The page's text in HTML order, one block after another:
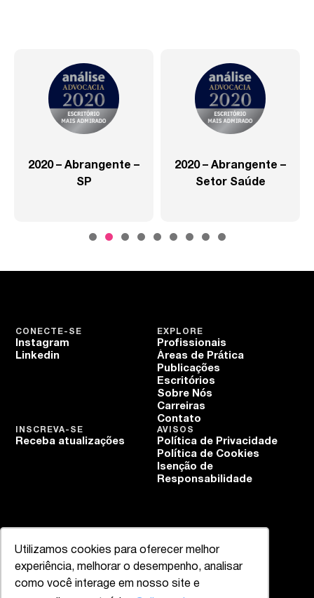
Utilizamos cookies para oferecer melhor
experiência, melhorar o desempenho, analisar
como você interage em nosso site e
2020 – Abrangente –
SP
2020 – Abrangente –
Setor Saúde
EXPLORE
Profissionais
Áreas de Prática
Publicações
Escritórios
Sobre Nós
Carreiras
Contato
CONECTE-SE
Instagram
Linkedin
AVISOS
Política de Privacidade
Política de Cookies
Isenção de
Responsabilidade
INSCREVA-SE
Receba atualizações